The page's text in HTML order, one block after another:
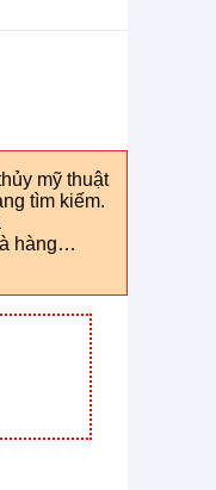
mỹ thuật
tìm kiếm.
hàng…